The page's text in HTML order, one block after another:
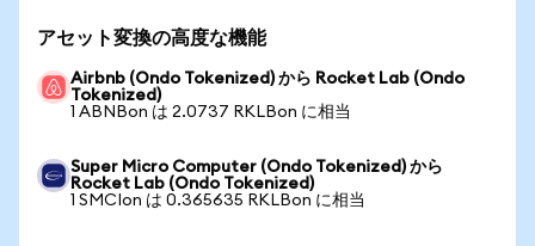
アセット変換の高度な機能
Airbnb (Ondo Tokenized) から Rocket Lab (Ondo
Tokenized)
1 ABNBon は 2.0737 RKLBon に相当
Super Micro Computer (Ondo Tokenized) から
Rocket Lab (Ondo Tokenized)
1 SMCIon は 0.365635 RKLBon に相当